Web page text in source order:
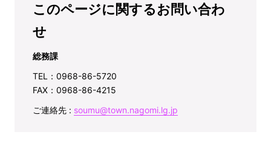
このページに関するお問い合わ
せ
総務課
TEL：0968-86-5720
FAX：0968-86-4215
ご連絡先 : soumu@town.nagomi.lg.jp